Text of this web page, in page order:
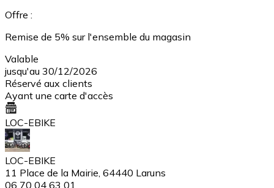
Offre :
Remise de 5% sur l'ensemble du magasin
Valable
jusqu'au 30/12/2026
Réservé aux clients
Ayant une carte d'accès
LOC-EBIKE
LOC-EBIKE
11 Place de la Mairie, 64440 Laruns
06 70 04 63 01